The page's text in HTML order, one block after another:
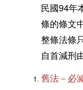
民國94年
條的條文
整條法條
自首減刑
舊法－必